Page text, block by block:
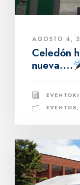
AGOSTO 4,
Celedón
nueva….
EVENTOS,